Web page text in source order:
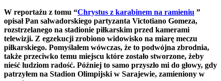
W reportażu z tomu “Chrystus z karabinem na ramieniu ”
opisał Pan salwadorskiego partyzanta Victotiano Gomeza,
rozstrzelanego na stadionie piłkarskim przed kamerami
telewizji. Z egzekucji zrobiono widowisko na miarę meczu
piłkarskiego. Pomyślałem wówczas, że to podwójna zbrodnia,
także przeciwko temu miejscu które zostało stworzone, żeby
nieść ludziom radość. Później to samo przyszło mi do głowy, gdy
patrzyłem na Stadion Olimpijski w Sarajewie, zamieniony w